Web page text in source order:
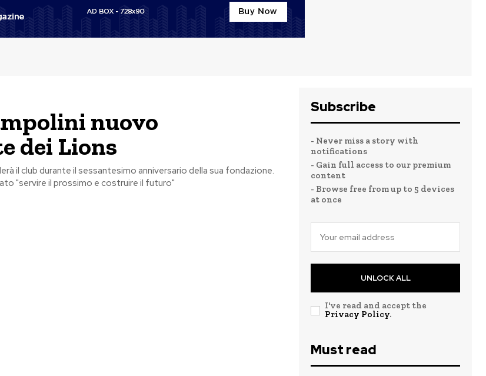
nuovo
dei Lions
il club durante il sessantesimo anniversario della sua fondazione.
"servire il prossimo e costruire il futuro"
Subscribe
- Never miss a story with
notifications
- Gain full access to our premium
content
- Browse free from up to 5 devices
at once
UNLOCK ALL
I've read and accept the
Privacy Policy.
Must read